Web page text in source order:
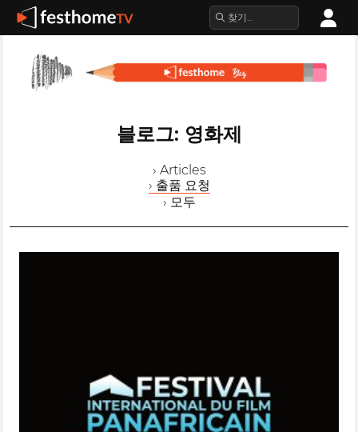
블로그: 영화제
› Articles
› 출품 요청
› 모두